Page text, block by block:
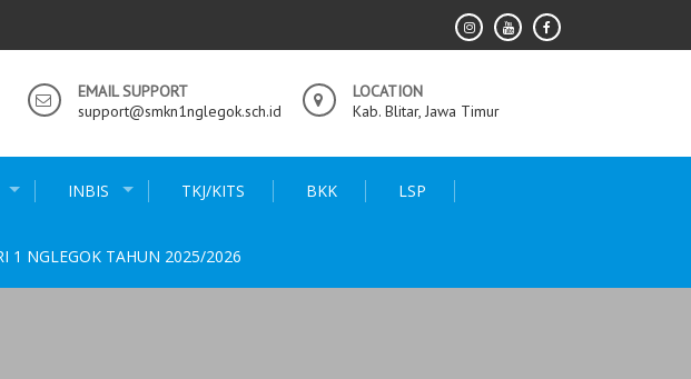
EMAIL SUPPORT
support@smkn1nglegok.sch.id
LOCATION
Kab. Blitar, Jawa Timur
INBIS TKJ/KITS BKK LSP
1 NGLEGOK TAHUN 2025/2026